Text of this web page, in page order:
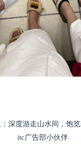
深度游走山水间，饱
itc广告部小伙伴